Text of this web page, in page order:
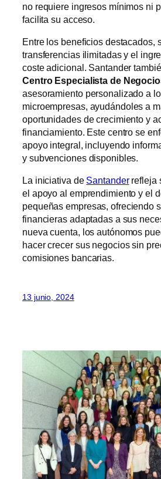
no requiere ingresos mínimos ni
facilita su acceso.
Entre los beneficios destacados,
transferencias ilimitadas y el
coste adicional. Santander
Centro Especialista de
asesoramiento personalizado a
microempresas, ayudándoles a
oportunidades de crecimiento y
financiamiento. Este centro se
apoyo integral, incluyendo
y subvenciones disponibles.
La iniciativa de Santanderrefleja
el apoyo al emprendimiento y el
pequeñas empresas, ofreciendo
financieras adaptadas a sus
nueva cuenta, los autónomos
hacer crecer sus negocios sin
comisiones bancarias.
13 junio, 2024